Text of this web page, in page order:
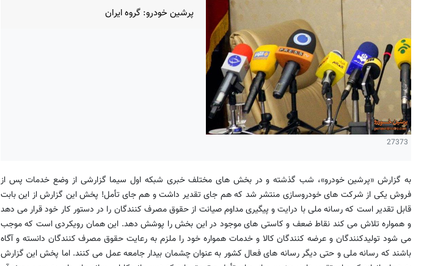
27373
پرشین خودرو: گروه ایران
به گزارش «پرشین خودرو»، شب گذشته و در بخش های مختلف خبری شبکه اول سیما گزارشی از وضع خدمات پس از
فروش یکی از شرکت های خودروسازی منتشر شد که هم جای تقدیر داشت و هم جای تأمل! پخش این گزارش از این بابت
قابل تقدیر است که رسانه ملی با درایت و پیگیری مداوم صیانت از حقوق مصرف کنندگان را در دستور کار خود قرار می دهد
و همواره تلاش می کند نقاط ضعف و کاستی های موجود در این بخش را پوشش دهد. این همان رویکردی است که موجب
می شود تولیدکنندگان و عرضه کنندگان کالا و خدمات همواره خود را ملزم به رعایت حقوق مصرف کنندگان دانسته و آگاه
باشند که رسانه ملی و حتی دیگر رسانه های فعال کشور به عنوان چشمان بیدار جامعه عمل می کنند. اما پخش این گزارش